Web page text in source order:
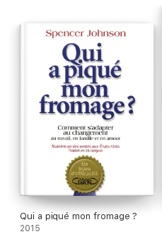
Qui a piqué mon fromage ?
2015